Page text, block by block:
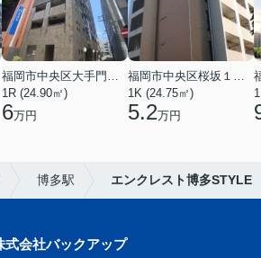
1R (24.90㎡)
6万円
1K (24.75㎡)
5.2万円
博多駅 エンクレスト博多STYLE
式会社バックアップ